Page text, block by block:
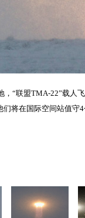
“联盟TMA-22”载人
将在国际空间站值守